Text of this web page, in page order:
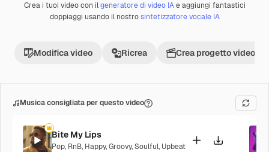
Premium
Crea i tuoi video con ilgeneratore di video IAe aggiungi fantastici
doppiaggi usando il nostrosintetizzatore vocale IA
Modifica video Ricrea Crea progetto video
Musica consigliata per questo video
Bite My Lips
Pop, RnB, Happy,Groovy,Soulful, Upbeat